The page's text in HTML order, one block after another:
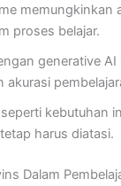
memungkinkan
proses belajar.
generative
akurasi
kebutuhan
harus diatasi.
Dalam